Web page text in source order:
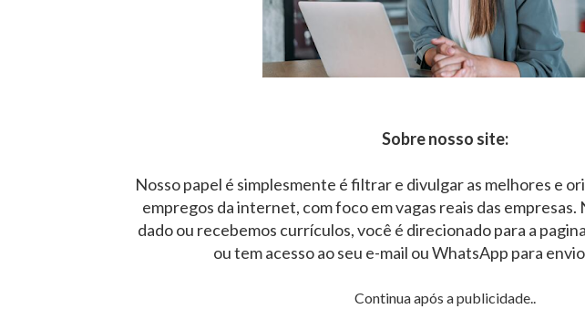
Sobre nosso site:
Nosso papel é simplesmente é filtrar e divulgar as melhores e
empregos da internet, com foco em vagas reais das
dado ou recebemos currículos, você é direcionado para a
ou tem acesso ao seu e-mail ou WhatsApp para
Continua após a publicidade..